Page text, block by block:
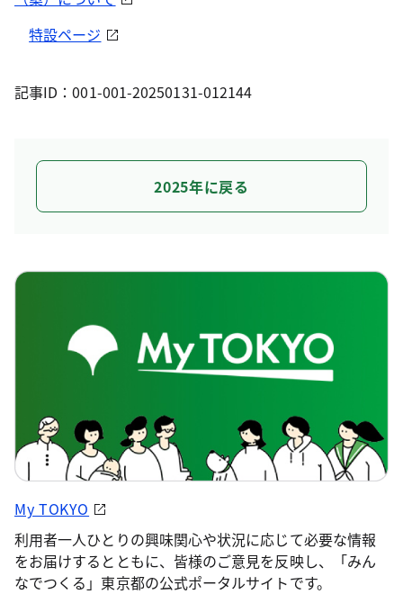
特設ページ
記事ID：001-001-20250131-012144
2025年に戻る
My TOKYO
利用者一人ひとりの興味関心や状況に応じて必要な情報
をお届けするとともに、皆様のご意見を反映し、「みん
なでつくる」東京都の公式ポータルサイトです。